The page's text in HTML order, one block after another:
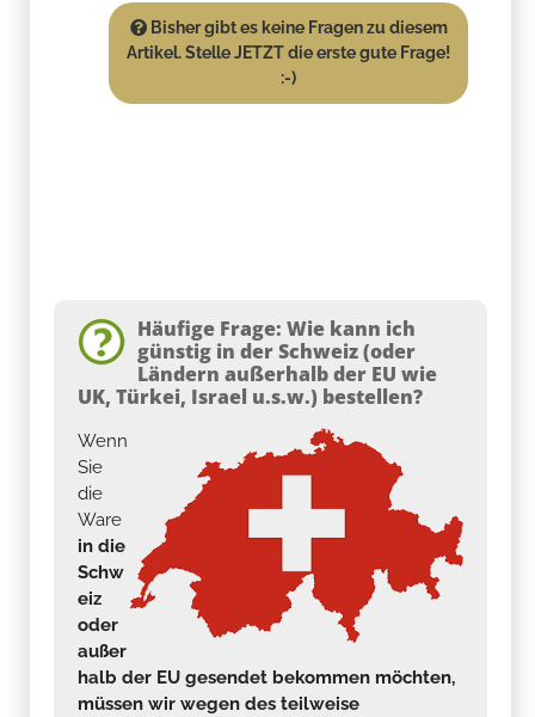
Bisher gibt es keine Fragen zu diesem
Artikel. Stelle JETZT die erste gute Frage!
:-)
Häufige Frage: Wie kann ich
günstig in der Schweiz (oder
Ländern außerhalb der EU wie
UK, Türkei, Israel u.s.w.) bestellen?
Wenn
Sie
die
Ware
in die
Schw
eiz
oder
außer
halb der EU gesendet bekommen möchten,
müssen wir wegen des teilweise